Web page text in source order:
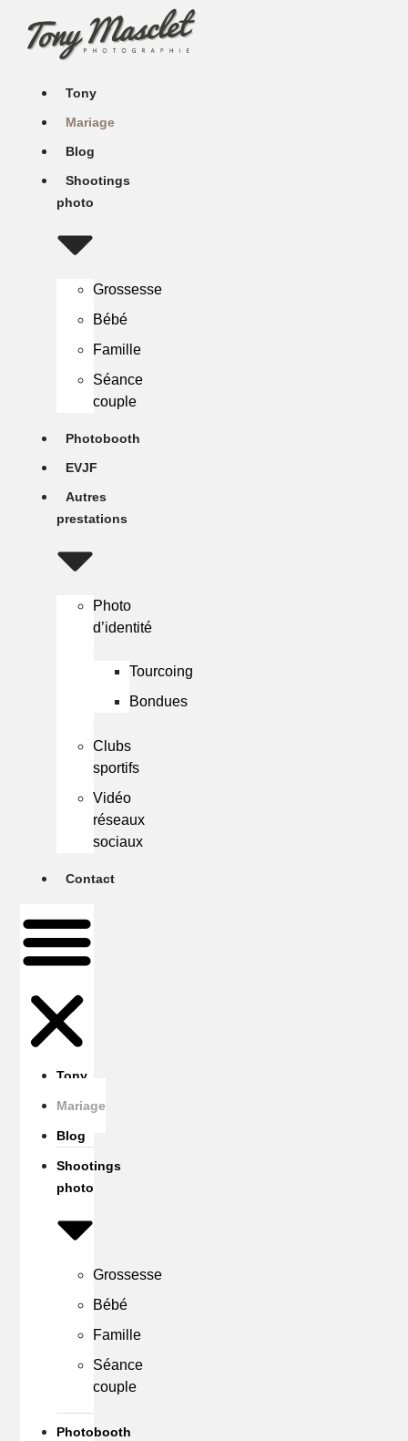
contenu
Tony
Mariage
Blog
Shootings
photo
Grossesse
Bébé
Famille
Séance
couple
Photobooth
EVJF
Autres
prestations
Photo
d’identité
Tourcoing
Bondues
Clubs
sportifs
Vidéo
réseaux
sociaux
Contact
Tony
Mariage
Blog
Shootings
photo
Grossesse
Bébé
Famille
Séance
couple
Photobooth